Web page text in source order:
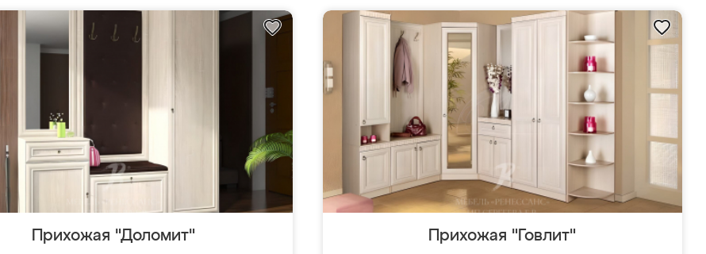
Прихожая "Доломит" Прихожая "Говлит"